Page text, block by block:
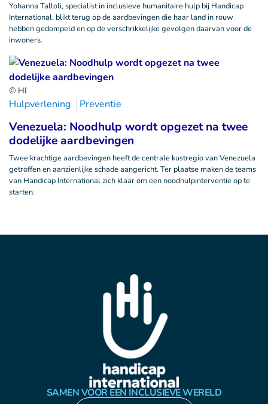
Yohanna Talloli, specialist in inclusieve humanitaire hulp bij Handicap
International, blikt terug op de aardbevingen die haar land in rouw
hebben gedompeld en op de verschrikkelijke gevolgen daarvan voor de
inwoners.
© HI
Hulpverlening Preventie
Venezuela: Noodhulp wordt opgezet na twee
dodelijke aardbevingen
Twee krachtige aardbevingen heeft de centrale kustregio van Venezuela
getroffen en aanzienlijke schade aangericht. Ter plaatse maken de teams
van Handicap International zich klaar om een noodhulpinterventie op te
starten.
SAMEN VOOR EEN INCLUSIEVE WERELD